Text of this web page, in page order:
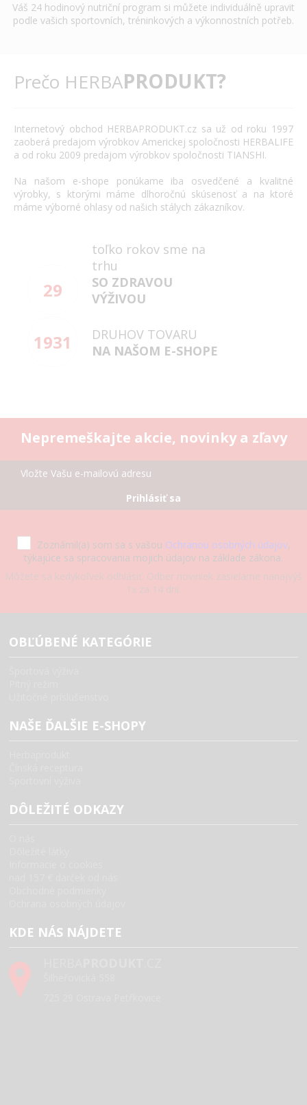
Váš 24 hodinový nutriční program si můžete individuálně upravit
podle vašich sportovních, tréninkových a výkonnostních potřeb.
Prečo HERBAPRODUKT?
Internetový obchod HERBAPRODUKT.cz sa už od roku 1997
zaoberá predajom výrobkov Americkej spoločnosti HERBALIFE
a od roku 2009 predajom výrobkov spoločnosti TIANSHI.
Na našom
e-shope ponúkame iba osvedčené a
kvalitné
výrobky, s ktorými máme dlhoročnú skúsenosť a na ktoré
máme výborné ohlasy od našich stálych zákazníkov.
29
toľko rokov sme na
trhu
SO ZDRAVOU
VÝŽIVOU
1931
DRUHOV TOVARU
NA NAŠOM E-SHOPE
Nepremeškajte akcie, novinky a zľavy
Prihlásiť sa
Zoznámil(a) som sa s vašou Ochranou osobných údajov,
týkajúce sa spracovania mojich údajov na základe zákona.
Môžete sa kedykoľvek odhlásiť. Odber noviniek zasielame nanajvýš
1x za 14 dní.
OBĽÚBENÉ KATEGÓRIE
NAŠE ĎALŠIE E-SHOPY
DÔLEŽITÉ ODKAZY
KDE NÁS NÁJDETE